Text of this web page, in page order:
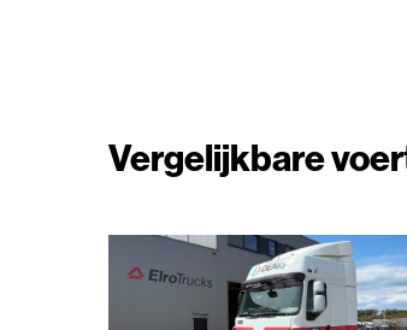
Vergelijkbare